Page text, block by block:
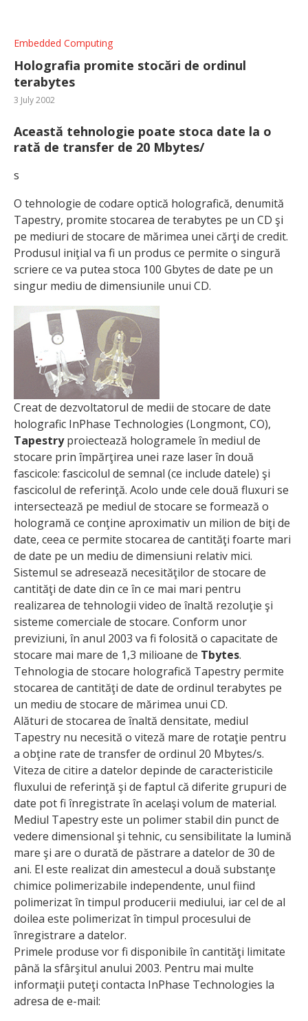
Embedded Computing
Holografia promite stocări de ordinul
terabytes
3 July 2002
Această tehnologie poate stoca date la o
rată de transfer de 20 Mbytes/
s
O tehnologie de codare optică holografică, denumită
Tapestry, promite stocarea de terabytes pe un CD şi
pe mediuri de stocare de mărimea unei cărţi de credit.
Produsul iniţial va fi un produs ce permite o singură
scriere ce va putea stoca 100 Gbytes de date pe un
singur mediu de dimensiunile unui CD.
Creat de dezvoltatorul de medii de stocare de date
holografic InPhase Technologies (Longmont, CO),
Tapestryproiectează hologramele în mediul de
stocare prin împărţirea unei raze laser în două
fascicole: fascicolul de semnal (ce include datele) şi
fascicolul de referinţă. Acolo unde cele două fluxuri se
intersectează pe mediul de stocare se formează o
hologramă ce conţine aproximativ un milion de biţi de
date, ceea ce permite stocarea de cantităţi foarte mari
de date pe un mediu de dimensiuni relativ mici.
Sistemul se adresează necesităţilor de stocare de
cantităţi de date din ce în ce mai mari pentru
realizarea de tehnologii video de înaltă rezoluţie şi
sisteme comerciale de stocare. Conform unor
previziuni, în anul 2003 va fi folosită o capacitate de
stocare mai mare de 1,3 milioane de Tbytes.
Tehnologia de stocare holografică Tapestry permite
stocarea de cantităţi de date de ordinul terabytes pe
un mediu de stocare de mărimea unui CD.
Alături de stocarea de înaltă densitate, mediul
Tapestry nu necesită o viteză mare de rotaţie pentru
a obţine rate de transfer de ordinul 20 Mbytes/s.
Viteza de citire a datelor depinde de caracteristicile
fluxului de referinţă şi de faptul că diferite grupuri de
date pot fi înregistrate în acelaşi volum de material.
Mediul Tapestry este un polimer stabil din punct de
vedere dimensional şi tehnic, cu sensibilitate la lumină
mare şi are o durată de păstrare a datelor de 30 de
ani. El este realizat din amestecul a două substanţe
chimice polimerizabile independente, unul fiind
polimerizat în timpul producerii mediului, iar cel de al
doilea este polimerizat în timpul procesului de
înregistrare a datelor.
Primele produse vor fi disponibile în cantităţi limitate
până la sfârşitul anului 2003. Pentru mai multe
informaţii puteţi contacta InPhase Technologies la
adresa de e-mail: